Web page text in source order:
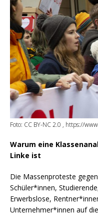
Foto: CC BY-NC 2.0 , https://
Warum eine
Linke ist
Die Massenproteste
Schüler*innen,
Erwerbslose,
Unternehmer*innen auf